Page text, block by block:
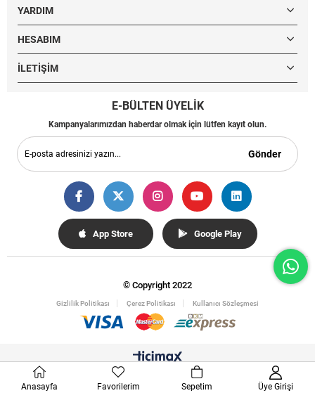
YARDIM
HESABIM
İLETIŞIM
E-BÜLTEN ÜYELİK
Kampanyalarımızdan haberdar olmak için lütfen kayıt olun.
Gönder
App Store Google Play
© Copyright 2022
Gizlilik Politikası Çerez Politikası Kullanıcı Sözleşmesi
Anasayfa Favorilerim Sepetim Üye Girişi